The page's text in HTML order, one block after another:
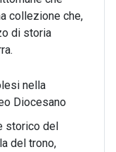
collezione che,
di storia
storico del
del trono,